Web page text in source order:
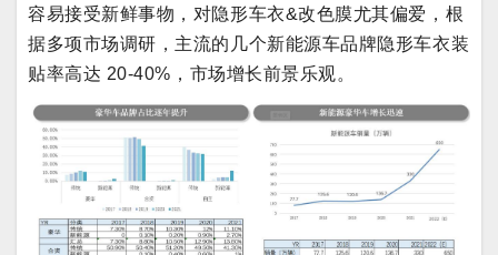
容易接受新鲜事物，对隐形车衣&改色膜尤其偏爱，根
据多项市场调研，主流的几个新能源车品牌隐形车衣装
贴率高达 20-40%，市场增长前景乐观。